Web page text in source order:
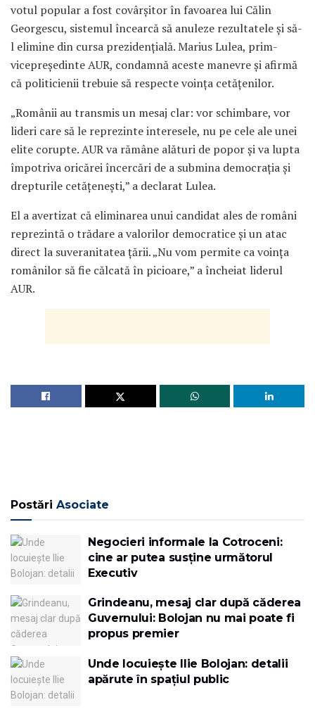
votul popular a fost covârșitor în favoarea lui Călin
Georgescu, sistemul încearcă să anuleze rezultatele și să-
l elimine din cursa prezidențială. Marius Lulea, prim-
vicepreședinte AUR, condamnă aceste manevre și afirmă
că politicienii trebuie să respecte voința cetățenilor.
„Românii au transmis un mesaj clar: vor schimbare, vor
lideri care să le reprezinte interesele, nu pe cele ale unei
elite corupte. AUR va rămâne alături de popor și va lupta
împotriva oricărei încercări de a submina democrația și
drepturile cetățenești,” a declarat Lulea.
El a avertizat că eliminarea unui candidat ales de români
reprezintă o trădare a valorilor democratice și un atac
direct la suveranitatea țării. „Nu vom permite ca voința
românilor să fie călcată în picioare,” a încheiat liderul
AUR.
Postări Asociate
Negocieri informale la Cotroceni:
cine ar putea susține următorul
Executiv
Grindeanu, mesaj clar după căderea
Guvernului: Bolojan nu mai poate fi
propus premier
Unde locuiește Ilie Bolojan: detalii
apărute în spațiul public